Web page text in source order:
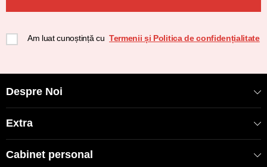
Am luat cunoștință cu Termenii și Politica de confidențialitate
Despre Noi
Extra
Cabinet personal